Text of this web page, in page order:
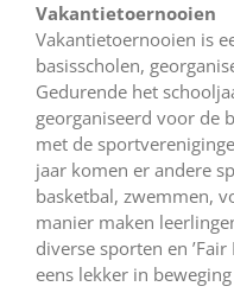
Vakantietoernooien
Vakantietoernooien is
basisscholen,
Gedurende het
georganiseerd voor de
met de
jaar komen er andere
basketbal, zwemmen,
manier maken
diverse sporten en
eens lekker in